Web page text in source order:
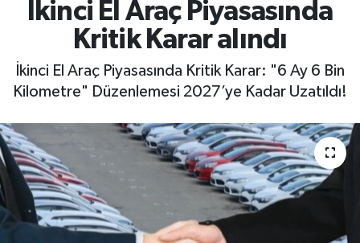
İkinci El Araç Piyasasında
Kritik Karar alındı
İkinci El Araç Piyasasında Kritik Karar: "6 Ay 6 Bin
Kilometre" Düzenlemesi 2027’ye Kadar Uzatıldı!
Teknoloji
Bilim
Genel
Bilim, Teknoloji